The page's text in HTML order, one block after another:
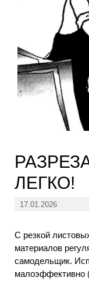
ЛЕГКО!
17.01.2026
С резкой
материалов
самодельщик.
малоэффективно